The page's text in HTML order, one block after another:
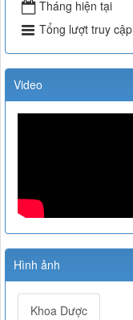
Tháng hiện tại
Tổng lượt truy cập
Video
Hình ảnh
Khoa Dược